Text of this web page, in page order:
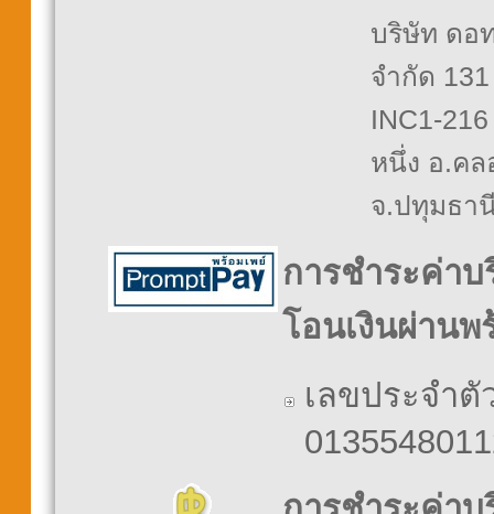
บริษัท ดอ
จำกัด
INC1-
หนึ่ง อ.คล
จ.ปทุมธา
การชำระค่าบ
โอนเงินผ่านพ
เลขประจำตั